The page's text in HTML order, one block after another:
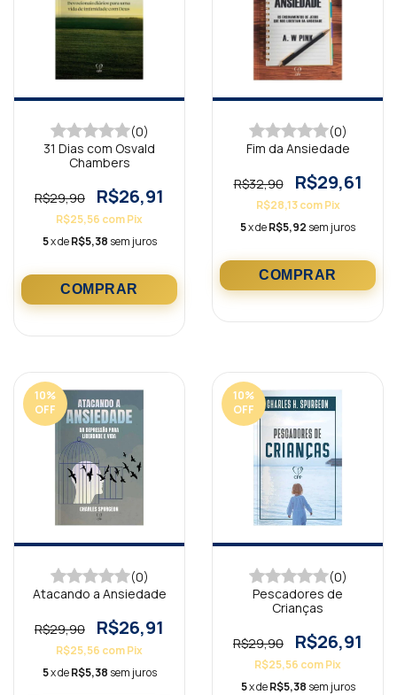
(0)
31 Dias com Osvald
Chambers
R$29,90 R$26,91
R$25,56 comPix
5x deR$5,38 sem juros
(0)
Fim da Ansiedade
R$32,90 R$29,61
R$28,13com Pix
5x deR$5,92 sem juros
10%
OFF
(0)
Atacando a Ansiedade
R$29,90 R$26,91
R$25,56 comPix
5x deR$5,38 sem juros
10%
OFF
(0)
Pescadores de
Crianças
R$29,90 R$26,91
R$25,56 comPix
5x deR$5,38 sem juros